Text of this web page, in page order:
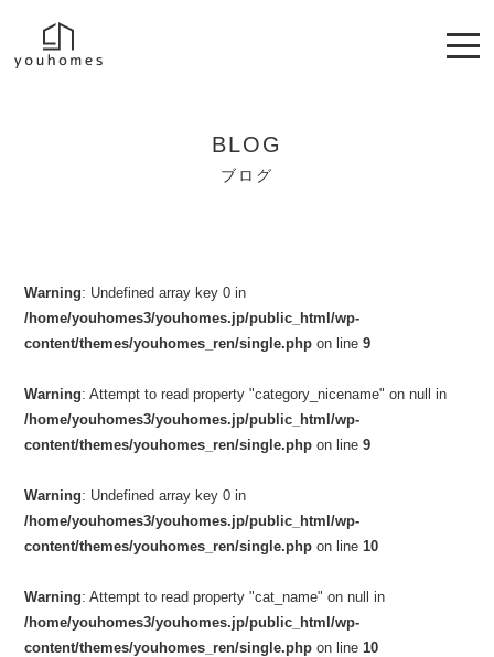
BLOG
ブログ
Warning: Undefined array key 0 in
/home/youhomes3/youhomes.jp/public_html/wp-
content/themes/youhomes_ren/single.php on line9
Warning: Attempt to read property "category_nicename" on null in
/home/youhomes3/youhomes.jp/public_html/wp-
content/themes/youhomes_ren/single.php on line9
Warning: Undefined array key 0 in
/home/youhomes3/youhomes.jp/public_html/wp-
content/themes/youhomes_ren/single.php on line10
Warning: Attempt to read property "cat_name" on null in
/home/youhomes3/youhomes.jp/public_html/wp-
content/themes/youhomes_ren/single.php on line10